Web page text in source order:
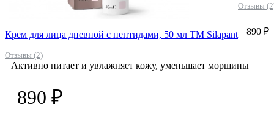
Крем для лица дневной с пептидами, 50 мл ТМ Silapant
Отзывы (2)
Отзывы
890 ₽
Активно питает и увлажняет кожу, уменьшает морщины
890 ₽